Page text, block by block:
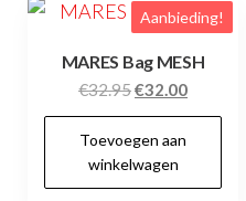
Aanbieding!
MARES Bag MESH
€32.95Oorspronkelijke
prijs
was:
€32.95.
€32.00Huidige
prijs
Toevoegen aan
winkelwagen